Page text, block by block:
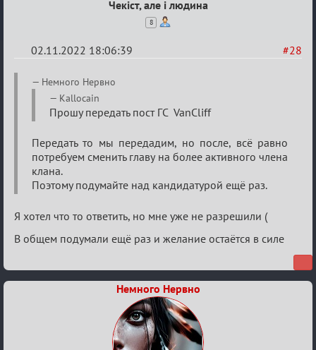
Чекіст, але і людина
8
#28
02.11.2022 18:06:39
Re:
мафии
Немного Нервно
Kallocain
Прошу передать пост ГС VanCliff
Передать то мы передадим, но после, всё равно
потребуем сменить главу на более активного члена
клана.
Поэтому подумайте над кандидатурой ещё раз.
Я хотел что то ответить, но мне уже не разрешили (
В общем подумали ещё раз и желание остаётся в силе
Немного Нервно